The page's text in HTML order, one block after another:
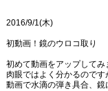
2016/9/1(木)
初動画！鏡のウロコ取り
初めて動画をアップしてみ
肉眼ではよく分かるのです
動画で水滴の弾き具合、鏡